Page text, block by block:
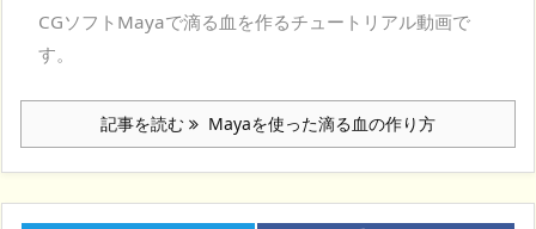
CGソフトMayaで滴る血を作るチュートリアル動画で
す。
記事を読む Mayaを使った滴る血の作り方